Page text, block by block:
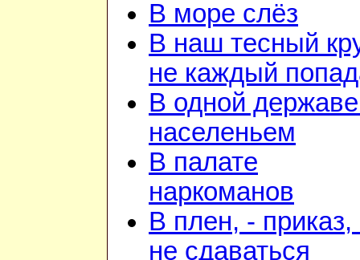
В море слёз
В наш тесный
не каждый
В одной
населеньем
В палате
наркоманов
В плен, - приказ,
не сдаваться